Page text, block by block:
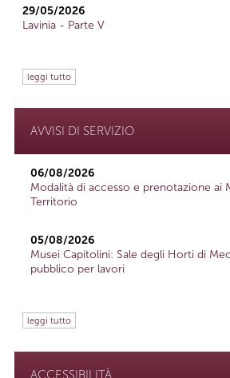
29/05/2026
Lavinia - Parte V
leggi tutto
AVVISI DI SERVIZIO
06/08/2026
Modalità di accesso e prenotazione ai
Territorio
05/08/2026
Musei Capitolini: Sale degli Horti di
pubblico per lavori
leggi tutto
ACCESSIBILITÀ